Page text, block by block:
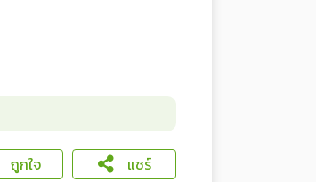
ถูกใจ แชร์